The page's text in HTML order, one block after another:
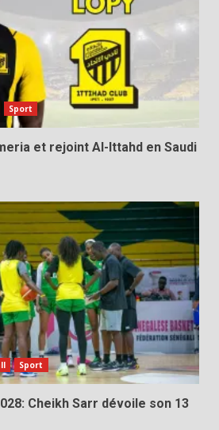
Sport
et rejoint Al-Ittahd en Saudi
Sport
Cheikh Sarr dévoile son 13